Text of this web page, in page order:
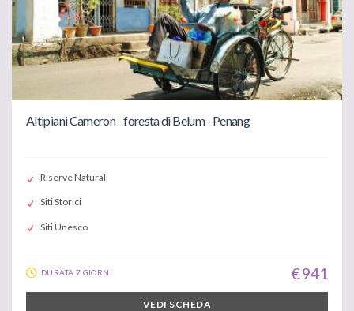
Altipiani Cameron - foresta di Belum - Penang
Riserve Naturali
Siti Storici
Siti Unesco
DURATA 7 GIORNI € 941
VEDI SCHEDA